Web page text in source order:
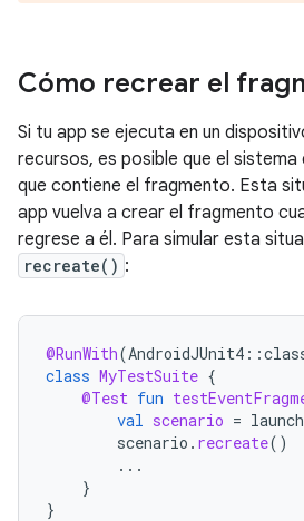
Cómo recrear el
Si tu app se ejecuta en un
recursos, es posible que el
que contiene el fragmento. Esta
app vuelva a crear el fragmento
regrese a él. Para simular esta
recreate() :
@RunWith(AndroidJUnit4 ::
class MyTestSuite {
@Test fun
val scenario =
scenario . recreate()
...
}
}